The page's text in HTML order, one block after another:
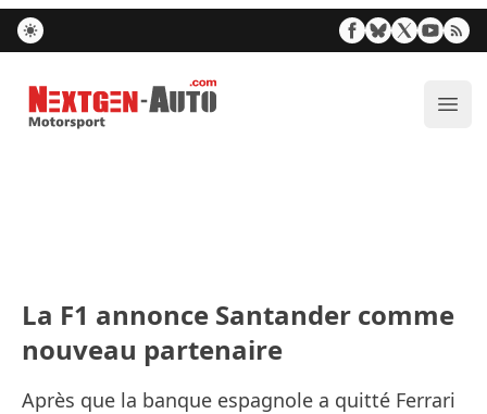
Nextgen-Auto.com
La F1 annonce Santander comme
nouveau partenaire
Après que la banque espagnole a quitté Ferrari